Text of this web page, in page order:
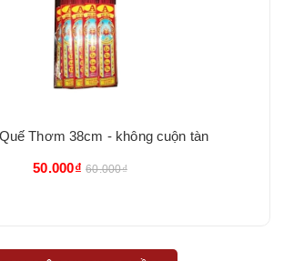
Thơm 38cm - không cuộn tàn
50.000₫ 60.000₫